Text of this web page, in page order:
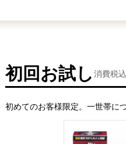
初回お試し 消費税
初めてのお客様限定。一世帯に